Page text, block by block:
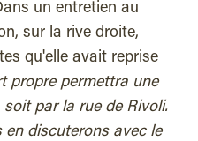
un entretien au
sur la rive droite,
qu'elle avait reprise
propre permettra une
par la rue de Rivoli.
en discuterons avec le